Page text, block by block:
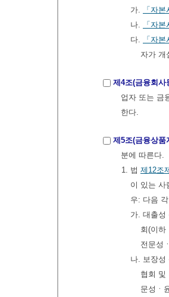
가.
「자
나.
「자
다.
「자
자가 개
제4조(금융회사
업자 또는 금
한다.
제5조(금융상품
분에 따른다.
1. 법 제12조
이 있는 사
우: 다음
가. 대출
회(이하
전문성
나. 보장
협회 및
문성ㆍ